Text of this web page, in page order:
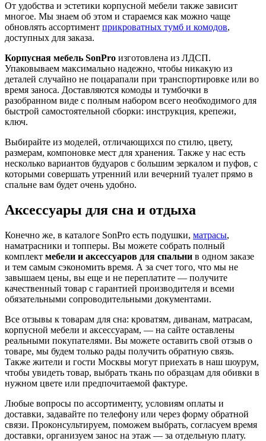
От удобства и эстетики корпусной мебели также зависит
многое. Мы знаем об этом и стараемся как можно чаще
обновлять ассортимент прикроватных тумб и комодов,
доступных для заказа.
Корпусная мебель SonPro изготовлена из ЛДСП.
Упаковываем максимально надежно, чтобы никакую из
деталей случайно не поцарапали при транспортировке или во
время заноса. Доставляются комоды и тумбочки в
разобранном виде с полным набором всего необходимого для
быстрой самостоятельной сборки: инструкция, крепежи,
ключ.
Выбирайте из моделей, отличающихся по стилю, цвету,
размерам, компоновке мест для хранения. Также у нас есть
несколько вариантов будуаров с большим зеркалом и пуфов, с
которыми совершать утренний или вечерний туалет прямо в
спальне вам будет очень удобно.
Аксессуары для сна и отдыха
Конечно же, в каталоге SonPro есть подушки, матрасы,
наматрасники и топперы. Вы можете собрать полный
комплект мебели и аксессуаров для спальни в одном заказе
и тем самым сэкономить время. А за счет того, что мы не
завышаем цены, вы еще и не переплатите — получите
качественный товар с гарантией производителя и всеми
обязательными сопроводительными документами.
Все отзывы к товарам для сна: кроватям, диванам, матрасам,
корпусной мебели и аксессуарам, — на сайте оставлены
реальными покупателями. Вы можете оставить свой отзыв о
товаре, мы будем только рады получить обратную связь.
Также жители и гости Москвы могут приехать в наш шоурум,
чтобы увидеть товар, выбрать ткань по образцам для обивки в
нужном цвете или предпочитаемой фактуре.
Любые вопросы по ассортименту, условиям оплаты и
доставки, задавайте по телефону или через форму обратной
связи. Проконсультируем, поможем выбрать, согласуем время
доставки, организуем занос на этаж — за отдельную плату.